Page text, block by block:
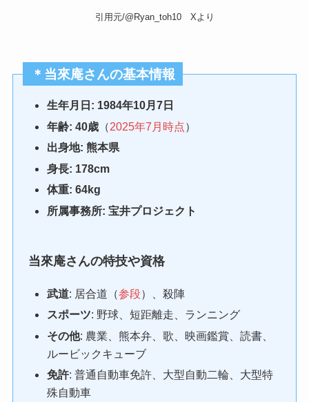
引用元/@Ryan_toh10 Xより
＊当來庵さんの基本情報
生年月日: 1984年10月7日
年齢: 40歳 （2025年7月時点）
出身地: 熊本県
身長: 178cm
体重: 64kg
所属事務所: 宝井プロジェクト
当來庵さんの特技や資格
武道: 居合道（参段）、殺陣
スポーツ: 野球、短距離走、ランニング
その他: 農業、熊本弁、歌、映画鑑賞、読書、
ルービックキューブ
免許: 普通自動車免許、大型自動二輪、大型特
殊自動車